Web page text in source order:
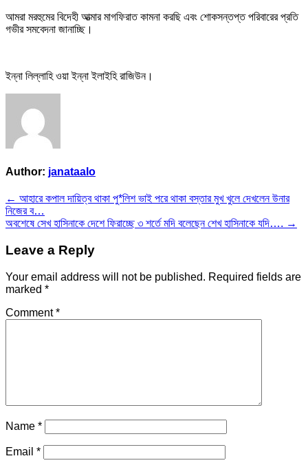
আমরা মরহুমের বিদেহী আত্মার মাগফিরাত কামনা করছি এবং শোকসন্তপ্ত পরিবারের প্রতি
গভীর সমবেদনা জানাচ্ছি।
ইন্না লিল্লাহি ওয়া ইন্না ইলাইহি রাজিউন।
Author: janataalo
Post
navigation
← আহারে কপাল দায়িত্ব থাকা পু*লিশ ভাই পরে থাকা বস্তার মুখ খুলে দেখলেন উনার
নিজের ব…
অবশেষে সেখ হাসিনাকে দেশে ফিরাচ্ছে ৩ শর্তে মদি বলেছেন শেখ হাসিনাকে যদি…. →
Leave a Reply
Your email address will not be published. Required fields are
marked *
Comment*
Name *
Email *